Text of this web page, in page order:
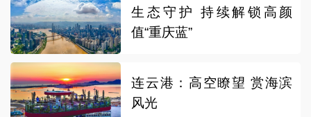
生态守护 持续解锁高颜
值“重庆蓝”
连云港：高空瞭望 赏海滨
风光